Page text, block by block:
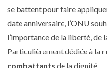
se battent pour faire
date anniversaire, l’ONU
l’importance de la liberté, de
Particulièrement dédiée à la
combattants de la dignité.